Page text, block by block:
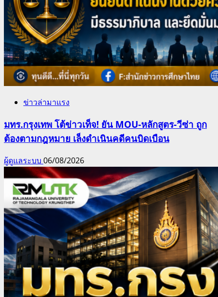
ข่าวล่ามาแรง
มทร.กรุงเทพ โต้ข่าวเท็จ! ยัน MOU-หลักสูตร-วีซ่า ถูก
ต้องตามกฎหมาย เล็งดำเนินคดีคนบิดเบือน
ผู้ดูแลระบบ 06/08/2026